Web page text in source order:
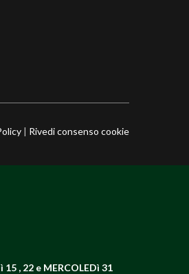
| Rivedi consenso cookie
15 , 22 e MERCOLEDì 31